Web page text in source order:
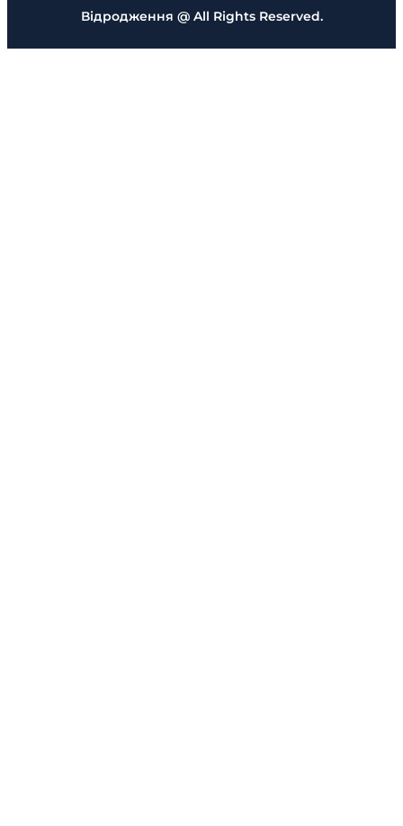
Відродження @ All Rights Reserved.